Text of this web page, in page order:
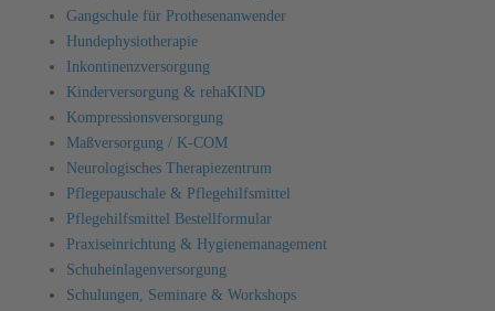
Gangschule für Prothesenanwender
Hundephysiotherapie
Inkontinenzversorgung
Kinderversorgung & rehaKIND
Kompressionsversorgung
Maßversorgung / K-COM
Neurologisches Therapiezentrum
Pflegepauschale & Pflegehilfsmittel
Pflegehilfsmittel Bestellformular
Praxiseinrichtung & Hygienemanagement
Schuheinlagenversorgung
Schulungen, Seminare & Workshops